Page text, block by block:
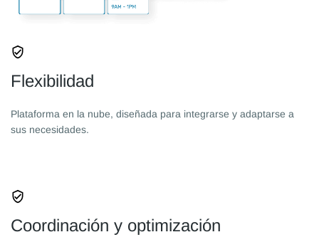
Flexibilidad
Plataforma en la nube, diseñada para integrarse y adaptarse a
sus necesidades.
Coordinación y optimización